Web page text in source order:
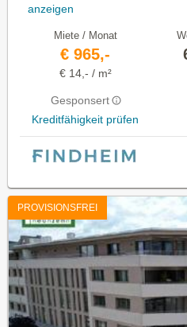
anzeigen
Miete / Monat
€ 965,-
€ 14,- / m²
Gesponsert
Kreditfähigkeit prüfen
PROVISIONSFREI